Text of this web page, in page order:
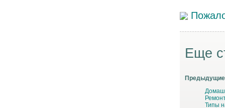
Еще
Предыдущие
Типы